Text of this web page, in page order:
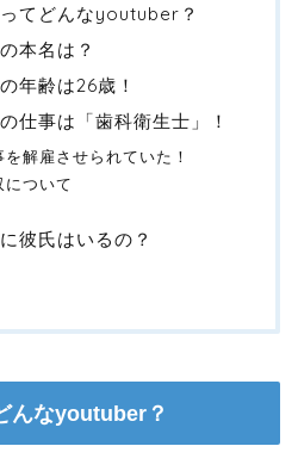
てどんなyoutuber？
本名は？
年齢は26歳！
仕事は「歯科衛生士」！
解雇させられていた！
について
彼氏はいるの？
んなyoutuber？